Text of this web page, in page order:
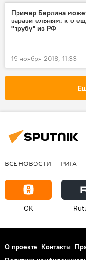
Пример Берлина
заразительным: кто
"трубу" из РФ
19 ноября 2018, 11:33
ВСЕ НОВОСТИ РИГА
OK
О проекте Контакты